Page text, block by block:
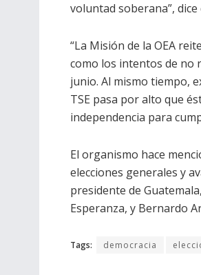
voluntad soberana”,
“La Misión de la OEA
como los intentos de no
junio. Al mismo tiempo,
TSE pasa por alto que
independencia para
El organismo hace
elecciones generales y
presidente de
Esperanza, y Bernardo
Tags: democracia